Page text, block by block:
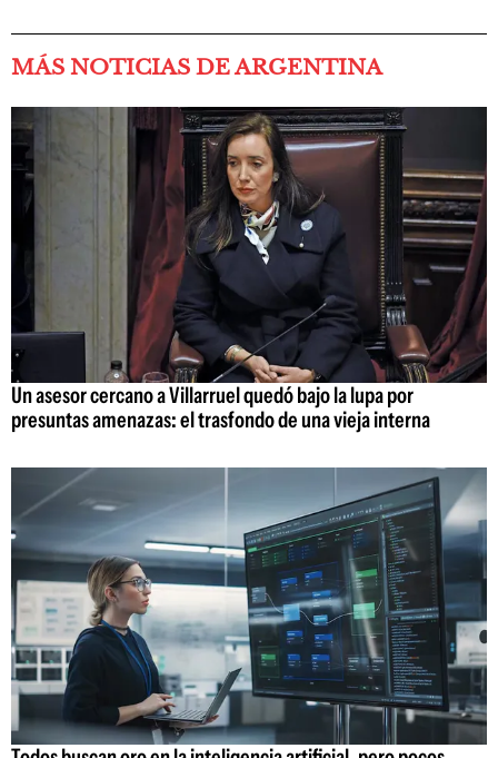
MÁS NOTICIAS DE ARGENTINA
Un asesor cercano a Villarruel quedó bajo la lupa por
presuntas amenazas: el trasfondo de una vieja interna